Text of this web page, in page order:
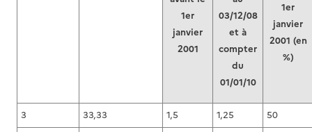
1er
janvier
2001
03/12/08
et à
compter
du
01/01/10
1er
janvier
2001 (en
%)
3 33,33 1,5 1,25
50